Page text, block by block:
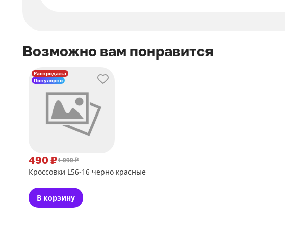
Возможно вам понравится
Распродажа
Популярно
490 ₽1 090 ₽
Кроссовки L56-16 черно красные
В корзину